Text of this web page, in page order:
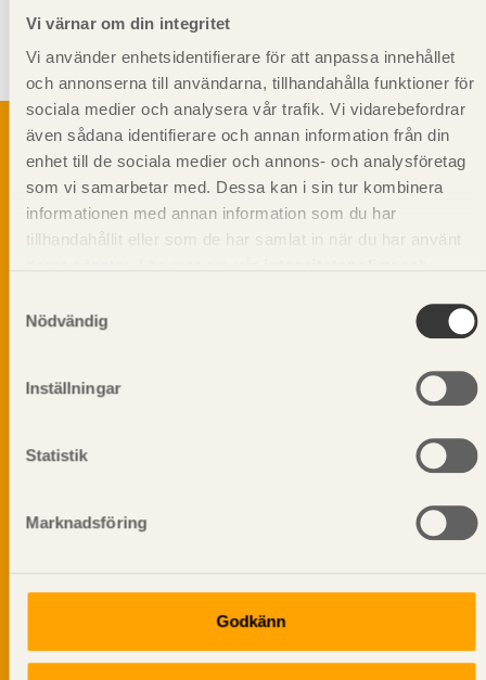
Vi värnar om din integritet
Vi använder enhetsidentifierare för att anpassa innehållet
och annonserna till användarna, tillhandahålla funktioner för
sociala medier och analysera vår trafik. Vi vidarebefordrar
även sådana identifierare och annan information från din
enhet till de sociala medier och annons- och analysföretag
som vi samarbetar med. Dessa kan i sin tur kombinera
informationen med annan information som du har
tillhandahållit eller som de har samlat in när du har använt
Nödvändig
Inställningar
Statistik
Marknadsföring
Godkänn
av fanerträ (Kerto) och är inte giltigt eller gällande för produkter från
andra leverantörer. Specifika egenskaps- och dimensioneringsvärden
skall därför erhållas från respektive leverantör, för deras specifika
Svenskt Träs Produktkatalog är svensk
sågverksnärings digitala produktkatalog för att
beskriva träprodukter och deras unika
Dela på
Prenumerera på Svenskt Träs